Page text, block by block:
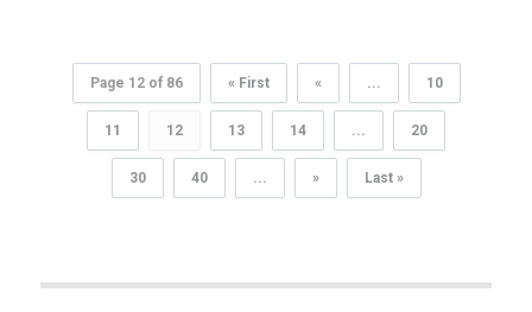
Page 12 of 86 « First « ... 10
11 12 13 14 ... 20
30 40 ... » Last »